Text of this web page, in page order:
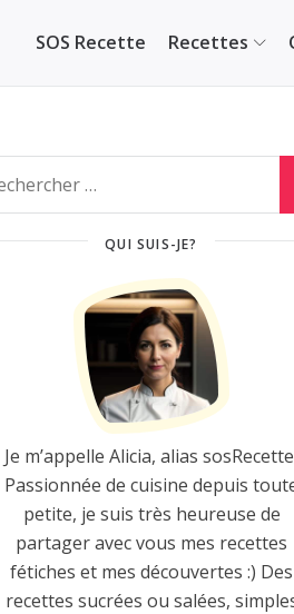
SOS Recette Recettes
QUI SUIS-JE?
Je m’appelle Alicia, alias
Passionnée de cuisine depuis
petite, je suis très heureuse de
partager avec vous mes recettes
fétiches et mes découvertes :) Des
recettes sucrées ou salées,